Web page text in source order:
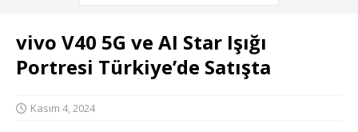
vivo V40 5G ve AI Star Işığı
Portresi Türkiye’de Satışta
Kasım 4, 2024